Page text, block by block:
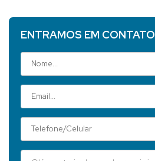
ENTRAMOS EM CONTATO